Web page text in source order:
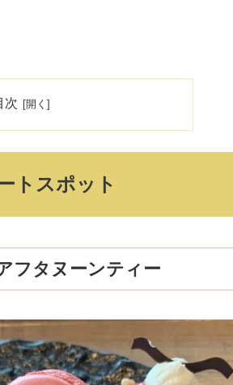
次
トスポット
フタヌーンティー